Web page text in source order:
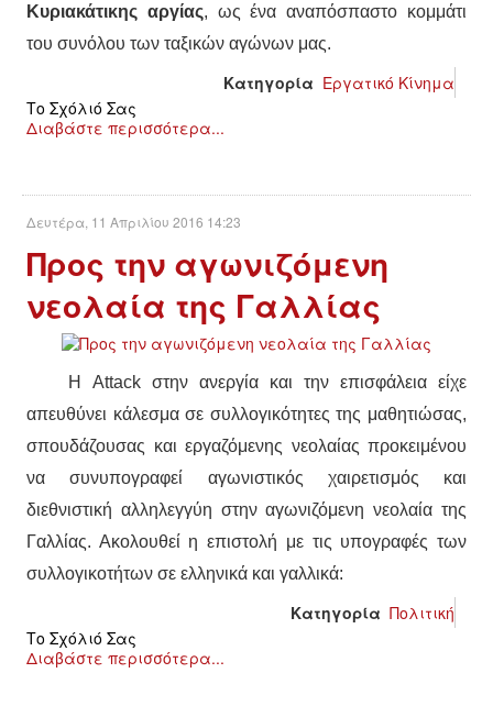
Κυριακάτικης αργίας, ως ένα αναπόσπαστο κομμάτι
του συνόλου των ταξικών αγώνων μας.
Κατηγορία Εργατικό Κίνημα
Το Σχόλιό Σας
Διαβάστε περισσότερα...
Δευτέρα, 11 Απριλίου 2016 14:23
Προς την αγωνιζόμενη
νεολαία της Γαλλίας
Η Attack στην ανεργία και την επισφάλεια είχε
απευθύνει κάλεσμα σε συλλογικότητες της μαθητιώσας,
σπουδάζουσας και εργαζόμενης νεολαίας προκειμένου
να συνυπογραφεί αγωνιστικός χαιρετισμός και
διεθνιστική αλληλεγγύη στην αγωνιζόμενη νεολαία της
Γαλλίας. Ακολουθεί η επιστολή με τις υπογραφές των
συλλογικοτήτων σε ελληνικά και γαλλικά:
Κατηγορία Πολιτική
Το Σχόλιό Σας
Διαβάστε περισσότερα...